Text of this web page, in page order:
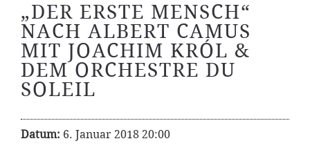
„DER ERSTE MENSCH“
NACH ALBERT CAMUS
MIT JOACHIM KRÓL &
DEM ORCHESTRE DU
SOLEIL
Datum: 6. Januar 2018 20:00